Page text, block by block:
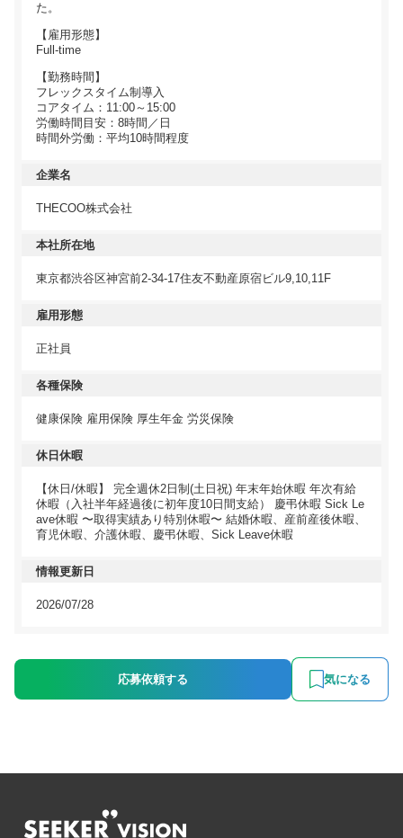
た。
【雇用形態】
Full-time
【勤務時間】
フレックスタイム制導入
コアタイム：11:00～15:00
労働時間目安：8時間／日
時間外労働：平均10時間程度
企業名
THECOO株式会社
本社所在地
東京都渋谷区神宮前2-34-17住友不動産原宿ビル9,10,11F
雇用形態
正社員
各種保険
健康保険 雇用保険 厚生年金 労災保険
休日休暇
【休日/休暇】 完全週休2日制(土日祝) 年末年始休暇 年次有給
休暇（入社半年経過後に初年度10日間支給） 慶弔休暇 Sick Le
ave休暇 〜取得実績あり特別休暇〜 結婚休暇、産前産後休暇、
育児休暇、介護休暇、慶弔休暇、Sick Leave休暇
情報更新日
2026/07/28
応募依頼する 気になる